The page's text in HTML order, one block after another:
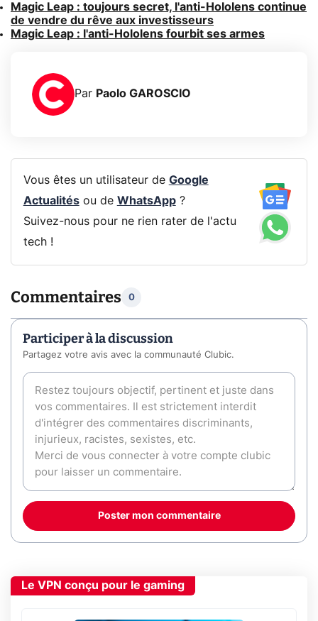
Magic Leap : toujours secret, l'anti-Hololens continue
de vendre du rêve aux investisseurs
Magic Leap : l'anti-Hololens fourbit ses armes
Par Paolo GAROSCIO
Vous êtes un utilisateur de Google
Actualitésou de WhatsApp?
Suivez-nous pour ne rien rater de l'actu
tech !
Commentaires 0
Participer à la discussion
Partagez votre avis avec la communauté Clubic.
Poster mon commentaire
Le VPN conçu pour le gaming